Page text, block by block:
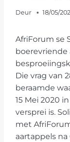
Deur 18/05/
AfriForum se
boerevriende
Die vrag van
beraamde
15 Mei 2020
versprei is.
met
aartappels